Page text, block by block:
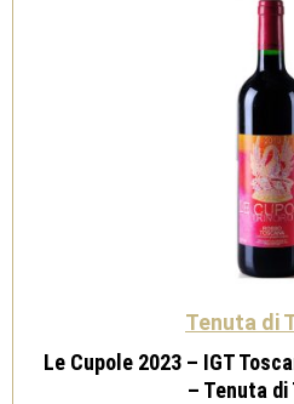
Tenuta di
Le Cupole 2023 – IGT
– Tenuta di